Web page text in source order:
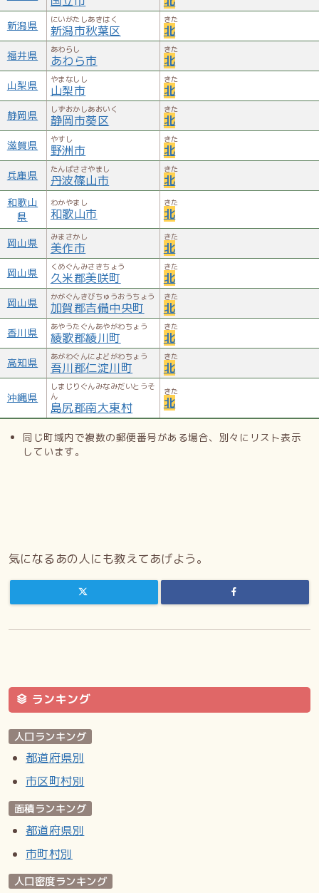
新潟県 にいがたしあきはく
新潟市秋葉区
きた
北
福井県 あわらし
あわら市
きた
北
山梨県 やまなしし
山梨市
きた
北
静岡県 しずおかしあおいく
静岡市葵区
きた
北
滋賀県 やすし
野洲市
きた
北
兵庫県 たんばささやまし
丹波篠山市
きた
北
和歌山
県
わかやまし
和歌山市
きた
北
岡山県 みまさかし
美作市
きた
北
岡山県 くめぐんみさきちょう
久米郡美咲町
きた
北
岡山県 かがぐんきびちゅうおうちょう
加賀郡吉備中央町
きた
北
香川県 あやうたぐんあやがわちょう
綾歌郡綾川町
きた
北
高知県 あがわぐんによどがわちょう
吾川郡仁淀川町
きた
北
沖縄県
しまじりぐんみなみだいとうそ
ん
島尻郡南大東村
きた
北
同じ町域内で複数の郵便番号がある場合、別々にリスト表示
しています。
気になるあの人にも教えてあげよう。
ランキング
人口ランキング
都道府県別
市区町村別
面積ランキング
都道府県別
市町村別
人口密度ランキング